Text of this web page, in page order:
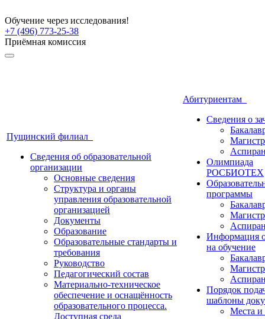
Обучение через исследования!
+7 (496) 773-25-38
Приёмная комиссия
Пущинский филиал
Сведения об образовательной
организации
Основные сведения
Структура и органы
управления образовательной
организацией
Документы
Образование
Образовательные стандарты и
требования
Руководство
Педагогический состав
Материально-техническое
обеспечение и оснащённость
образовательного процесса.
Доступная среда
Абитуриентам
Сведения о
Олимпиада
РОСБИОТЕХ
программы
Информация
на обучение
Порядок
шаблоны
Места и